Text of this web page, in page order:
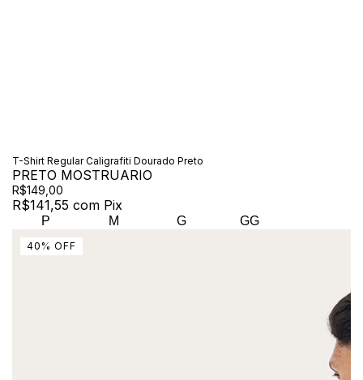
T-Shirt Regular Caligrafiti Dourado Preto
PRETO MOSTRUARIO
R$149,00
R$141,55 com Pix
P M G GG
40 % OFF